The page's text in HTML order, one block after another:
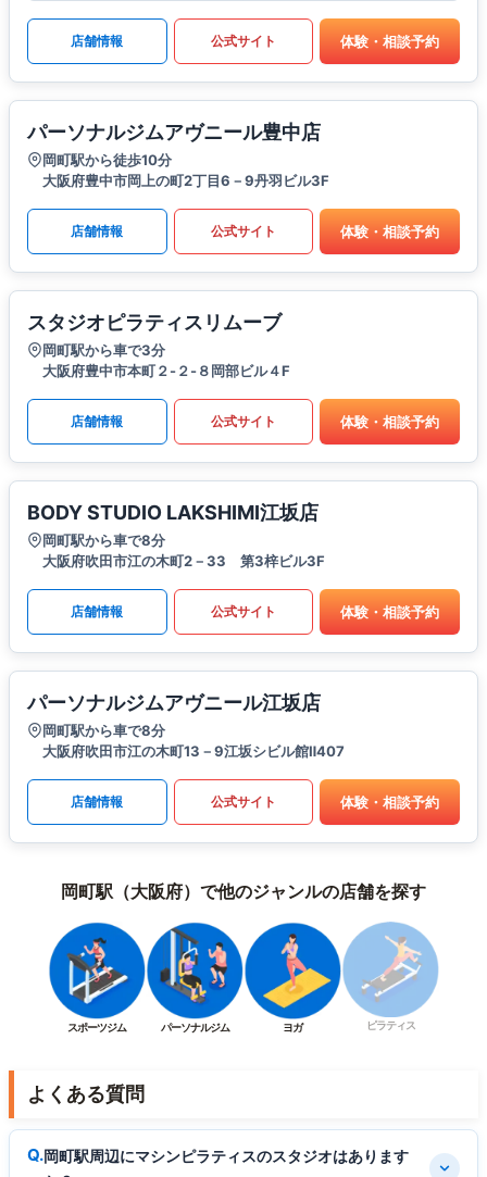
店舗情報 公式サイト 体験・相談予約
パーソナルジムアヴニール豊中店
岡町駅から徒歩10分
大阪府豊中市岡上の町2丁目6－9丹羽ビル3F
店舗情報 公式サイト 体験・相談予約
スタジオピラティスリムーブ
岡町駅から車で3分
大阪府豊中市本町２-２-８岡部ビル４F
店舗情報 公式サイト 体験・相談予約
BODY STUDIO LAKSHIMI江坂店
岡町駅から車で8分
大阪府吹田市江の木町2－33 第3梓ビル3F
店舗情報 公式サイト 体験・相談予約
パーソナルジムアヴニール江坂店
岡町駅から車で8分
大阪府吹田市江の木町13－9江坂シビル館Ⅱ407
店舗情報 公式サイト 体験・相談予約
岡町駅（大阪府）で他のジャンルの店舗を探す
スポーツジム パーソナルジム ヨガ ピラティス
よくある質問
岡町駅周辺にマシンピラティスのスタジオはあります